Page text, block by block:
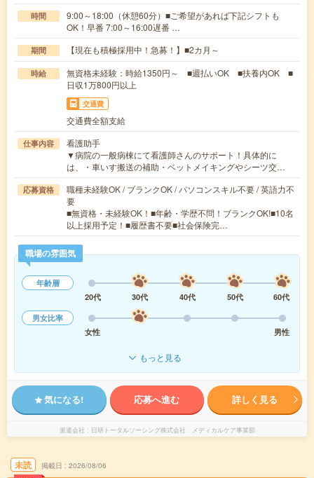
時間
9:00～18:00（休憩60分）■ご希望があれば下記シフトも
OK！早番 7:00～16:00遅番 …
期間 【現在も積極採用中！急募！】■2カ月～
時給
無資格未経験：時給1350円～ ■週払いOK ■扶養内OK ■
日収1万800円以上
交通費
交通費全額支給
仕事内容
看護助手
▼病院の一般病棟にて看護師さんのサポート！具体的に
は、・車いす搬送の補助・ベットメイキングやシーツ交…
応募資格
職種未経験OK / ブランクOK / パソコンスキル不要 / 英語力不
要
■無資格・未経験OK！■年齢・学歴不問！ブランクOK!■10名
以上採用予定！■履歴書不要■社会保険完…
職場の雰囲気
年齢層
20代
30代 40代 50代
60代
男女比率
女性
男性
もっと見る
気になる! 応募へ進む 詳しく見る
派遣会社 日研トータルソーシング株式会社 メディカルケア事業部
未読 掲載日 2026/08/06